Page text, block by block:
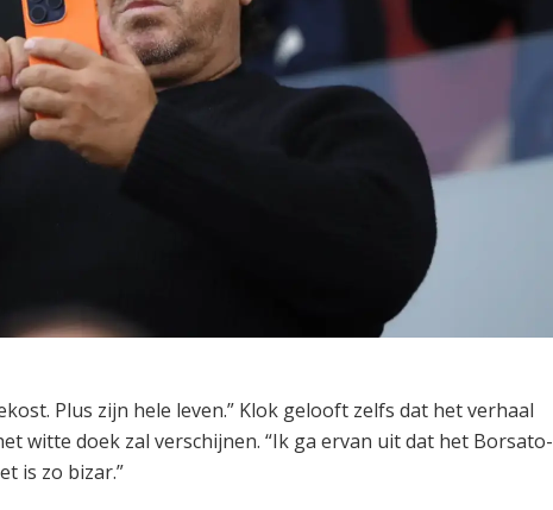
Plus zijn hele leven.” Klok gelooft zelfs dat het verhaal
witte doek zal verschijnen. “Ik ga ervan uit dat het Borsato-
is zo bizar.”